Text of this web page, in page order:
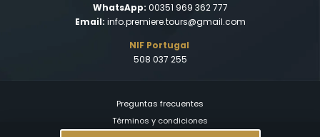
WhatsApp: 00351 969 362 777
Email: info.premiere.tours@gmail.com
NIF Portugal
508 037 255
Preguntas frecuentes
Términos y condiciones